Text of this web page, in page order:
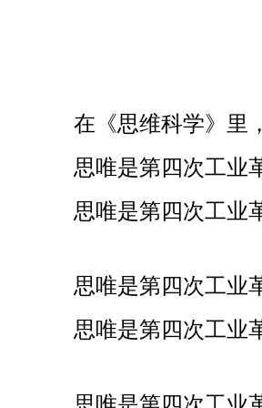
在《思维科学》里，
思唯是第四次工业
思唯是第四次工业
思唯是第四次工业
思唯是第四次工业